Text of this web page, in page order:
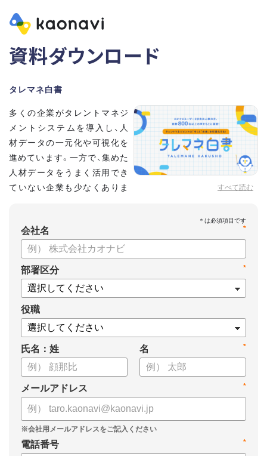
資料ダウンロード
タレマネ白書
すべて読む
多くの企業がタレントマネジ
メントシステムを導入し、人
材データの一元化や可視化を
進めています。一方で、集めた
人材データをうまく活用でき
ていない企業も少なくありま
こうした実情をふまえ、システム導入有無に留まらず、活用状
況や成果を明らかにすべく調査いたしました。
【資料の内容】
・タレントマネジメント推進の事業戦略貢献度
・タレントマネジメントシステム導入の手応え
・人事担当者以外でのカオナビ利用比率
これからのタレントマネジメントが目指すべき指針の参考と
して、ぜひお役立てください。
*
会社名
*
部署区分
役職
氏名：姓 *
名
*
メールアドレス
*
電話番号